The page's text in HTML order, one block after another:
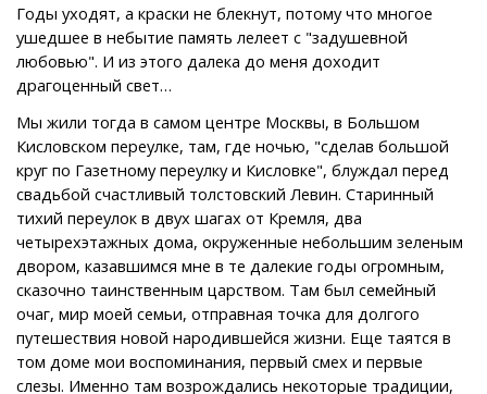
Годы уходят, а краски не блекнут, потому что многое
ушедшее в небытие память лелеет с "задушевной
любовью". И из этого далека до меня доходит
драгоценный свет…
Мы жили тогда в самом центре Москвы, в Большом
Кисловском переулке, там, где ночью, "сделав большой
круг по Газетному переулку и Кисловке", блуждал перед
свадьбой счастливый толстовский Левин. Старинный
тихий переулок в двух шагах от Кремля, два
четырехэтажных дома, окруженные небольшим зеленым
двором, казавшимся мне в те далекие годы огромным,
сказочно таинственным царством. Там был семейный
очаг, мир моей семьи, отправная точка для долгого
путешествия новой народившейся жизни. Еще таятся в
том доме мои воспоминания, первый смех и первые
слезы. Именно там возрождались некоторые традиции,